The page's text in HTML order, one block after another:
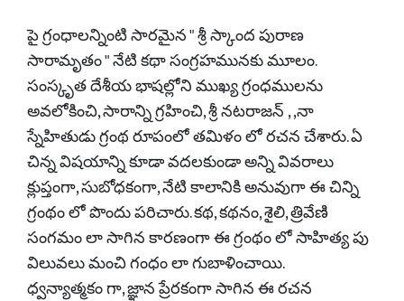
పై గ్రంధాలన్నింటి సారమైన " శ్రీ స్కాంద పురాణ
సారామృతం " నేటి కథా సంగ్రహమునకు మూలం.
సంస్కృత దేశీయ భాషల్లోని ముఖ్య గ్రంధములను
అవలోకించి, సారాన్ని గ్రహించి, శ్రీ నటరాజన్ , ,నా
స్నేహితుడు గ్రంథ రూపంలో తమిళం లో రచన చేశారు. ఏ
చిన్న విషయాన్ని కూడా వదలకుండా అన్ని వివరాలు
క్లుప్తంగా, సుబోధకంగా, నేటి కాలానికి అనువుగా ఈ చిన్ని
గ్రంథం లో పొందు పరిచారు. కథ, కథనం, శైలి, త్రివేణి
సంగమం లా సాగిన కారణంగా ఈ గ్రంథం లో సాహిత్య పు
విలువలు మంచి గంధం లా గుబాళించాయి.
ధ్వన్యాత్మకం గా, జ్ఞాన ప్రేరకంగా సాగిన ఈ రచన